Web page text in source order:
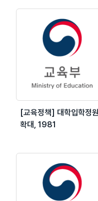
[교육정책] 대학입학정원
확대, 1981